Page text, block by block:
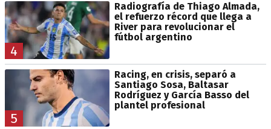
4
Radiografía de Thiago Almada,
el refuerzo récord que llega a
River para revolucionar el
fútbol argentino
5
Racing, en crisis, separó a
Santiago Sosa, Baltasar
Rodríguez y García Basso del
plantel profesional